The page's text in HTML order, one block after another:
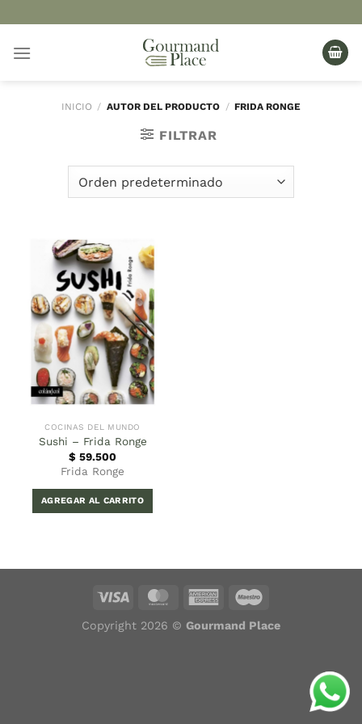
al
contenido
INICIO / AUTOR DEL PRODUCTO / FRIDA RONGE
FILTRAR
COCINAS DEL MUNDO
Sushi – Frida Ronge
$ 59.500
Frida Ronge
AGREGAR AL CARRITO
Copyright 2026 © Gourmand Place